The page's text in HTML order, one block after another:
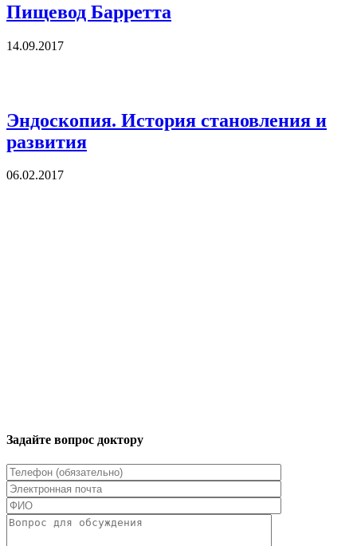
Пищевод Барретта
14.09.2017
Эндоскопия. История становления и
развития
06.02.2017
Задайте вопрос доктору